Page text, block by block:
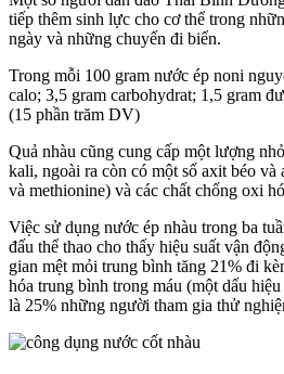
tiếp thêm sinh lực cho cơ thể trong
ngày và những chuyến đi biển.
Trong mỗi 100 gram nước ép noni
calo; 3,5 gram carbohydrat; 1,5 gram
(15 phần trăm DV)
Quả nhàu cũng cung cấp một lượng
kali, ngoài ra còn có một số axit béo và
và methionine) và các chất chống oxi
Việc sử dụng nước ép nhàu trong ba
đấu thể thao cho thấy hiệu suất vận
gian mệt mỏi trung bình tăng 21% đi
hóa trung bình trong máu (một dấu
là 25% những người tham gia thử